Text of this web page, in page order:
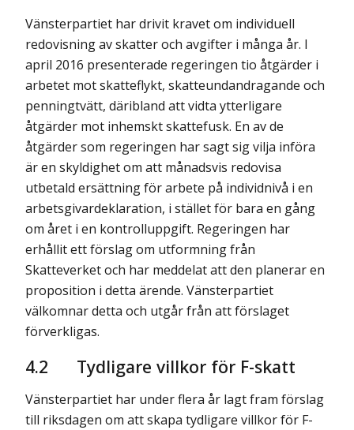
Vänsterpartiet har drivit kravet om individuell
redovisning av skatter och avgifter i många år. I
april 2016 presenterade regeringen tio åtgärder i
arbetet mot skatteflykt, skatteundandragande och
penningtvätt, däribland att vidta ytterligare
åtgärder mot inhemskt skattefusk. En av de
åtgärder som regeringen har sagt sig vilja införa
är en skyldighet om att månadsvis redovisa
utbetald ersättning för arbete på individnivå i en
arbetsgivardeklaration, i stället för bara en gång
om året i en kontrolluppgift. Regeringen har
erhållit ett förslag om utformning från
Skatteverket och har meddelat att den planerar en
proposition i detta ärende. Vänsterpartiet
välkomnar detta och utgår från att förslaget
förverkligas.
4.2 Tydligare villkor för F-skatt
Vänsterpartiet har under flera år lagt fram förslag
till riksdagen om att skapa tydligare villkor för F-